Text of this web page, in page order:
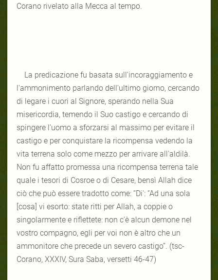
Corano rivelato alla Mecca al tempo.
La predicazione fu basata sull'incoraggiamento e
l'ammonimento parlando dell'ultimo giorno, cercando
di legare i cuori al Signore, sperando nella Sua
misericordia, temendo il Suo castigo e cercando di
spingere l’uomo a sforzarsi al massimo per evitare il
castigo e per conquistare la ricompensa vedendo la
vita terrena solo come mezzo per arrivare all'aldilà.
Non fu affatto promessa una ricompensa terrena tale
quale i tesori di Cosroe o di Cesare, bensì Allah dice
ciò che può essere tradotto come: “Di': “Ad una sola
[cosa] vi esorto: state ritti per Allah, a coppie o
singolarmente e riflettete: non c'è alcun demone nel
vostro compagno, egli per voi non è altro che un
ammonitore che precede un severo castigo”. (tsc-
Corano, XXXIV, Sura Saba, versetti 46-47)